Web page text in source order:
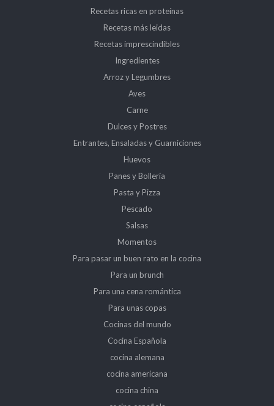
Recetas ricas en proteínas
Recetas más leidas
Recetas imprescindibles
Ingredientes
Arroz y Legumbres
Aves
Carne
Dulces y Postres
Entrantes, Ensaladas y Guarniciones
Huevos
Panes y Bollería
Pasta y Pizza
Pescado
Salsas
Momentos
Para pasar un buen rato en la cocina
Para un brunch
Para una cena romántica
Para unas copas
Cocinas del mundo
Cocina Española
cocina alemana
cocina americana
cocina china